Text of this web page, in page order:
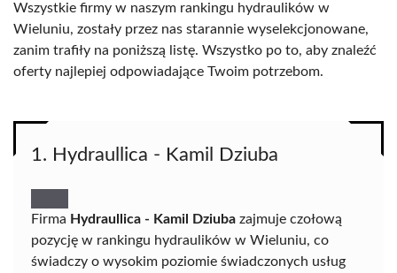
Wszystkie firmy w naszym rankingu hydraulików w
Wieluniu, zostały przez nas starannie wyselekcjonowane,
zanim trafiły na poniższą listę. Wszystko po to, aby znaleźć
oferty najlepiej odpowiadające Twoim potrzebom.
1. Hydraullica - Kamil Dziuba
Firma Hydraullica - Kamil Dziuba zajmuje czołową
pozycję w rankingu hydraulików w Wieluniu, co
świadczy o wysokim poziomie świadczonych usług